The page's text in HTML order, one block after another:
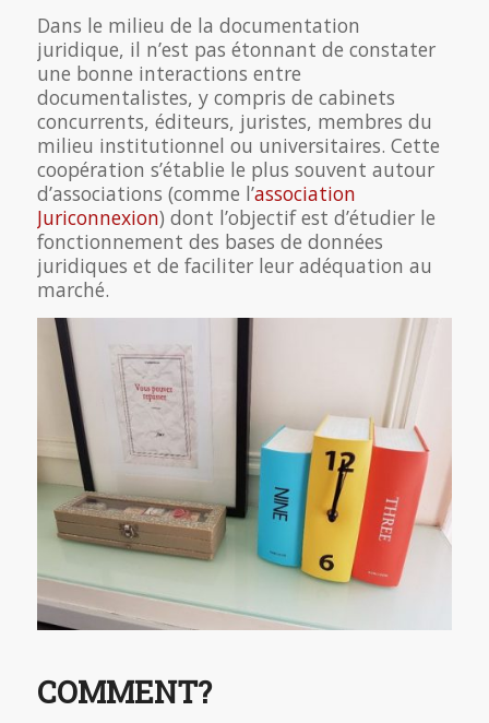
Dans le milieu de la documentation
juridique, il n’est pas étonnant de constater
une bonne interactions entre
documentalistes, y compris de cabinets
concurrents, éditeurs, juristes, membres du
milieu institutionnel ou universitaires. Cette
coopération s’établie le plus souvent autour
d’associations (comme l’association
Juriconnexion) dont l’objectif est d’étudier le
fonctionnement des bases de données
juridiques et de faciliter leur adéquation au
marché.
COMMENT?